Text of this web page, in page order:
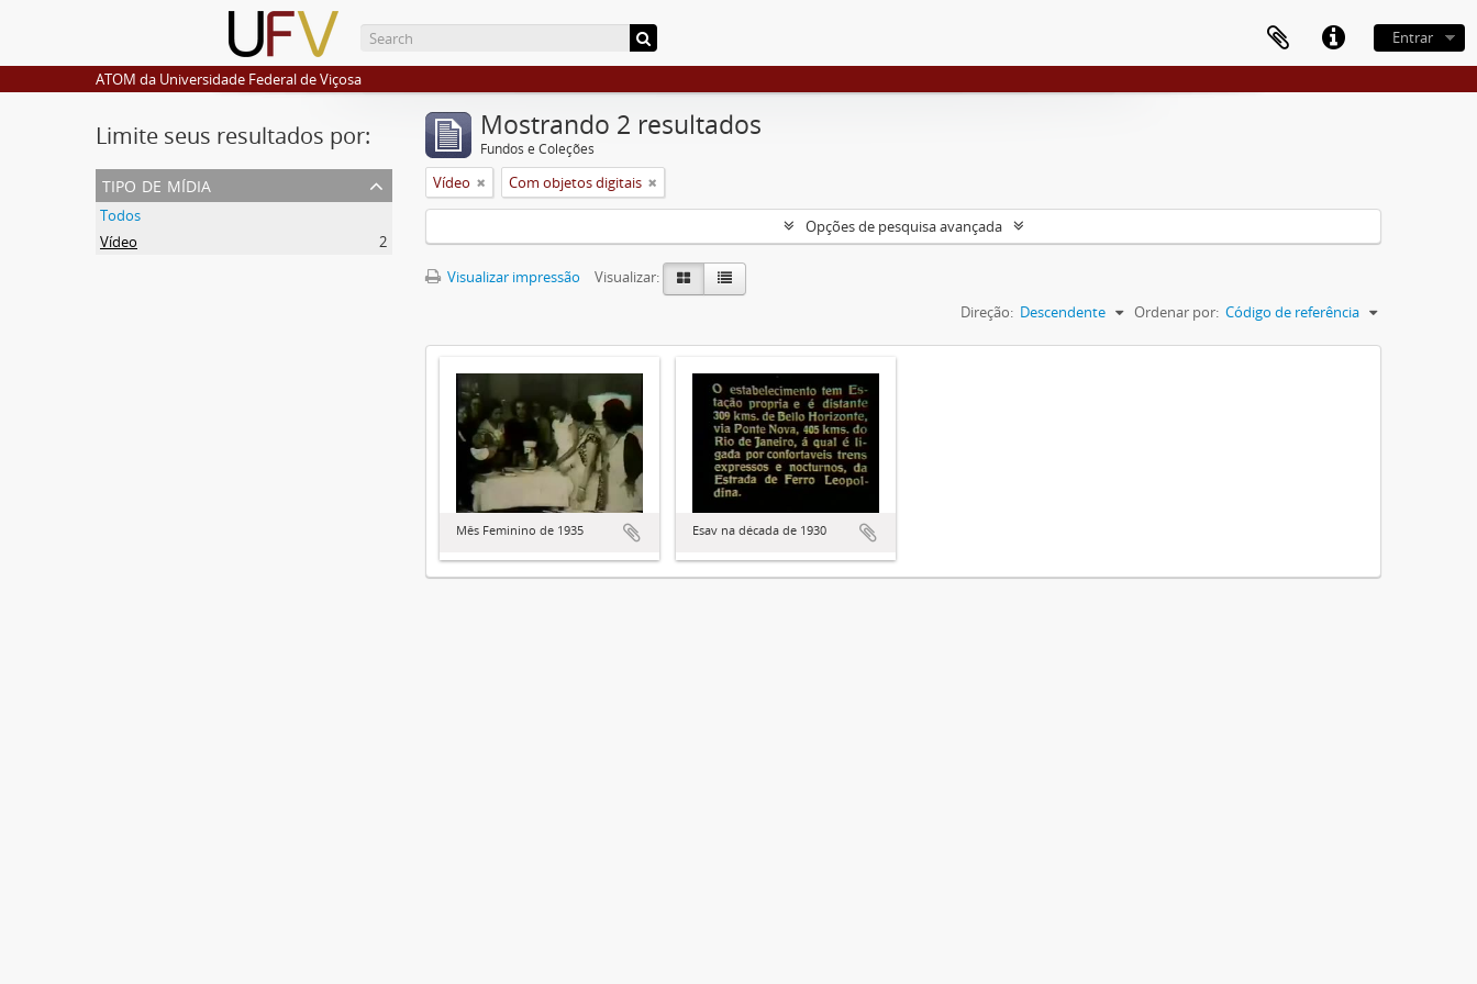
Entrar
ATOM da Universidade Federal de Viçosa
Limite seus resultados por:
tipo de mídia
Todos
Vídeo
2
Mostrando 2 resultados
Fundos e Coleções
Vídeo Com objetos digitais
Opções de pesquisa avançada
Visualizar impressão
Visualizar:
Ordenar por: Código de referência
Direção: Descendente
Mês Feminino de 1935 Esav na década de 1930